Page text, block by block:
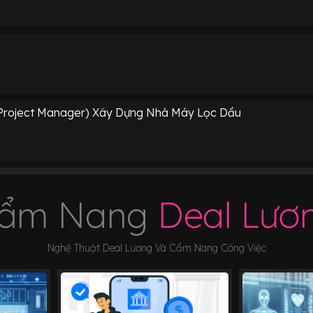
Manager) Xây Dựng Nhà Máy Lọc Dầu
Nang Deal
Nghệ Thuật Deal Lương Và Cẩm Nang Công Việc